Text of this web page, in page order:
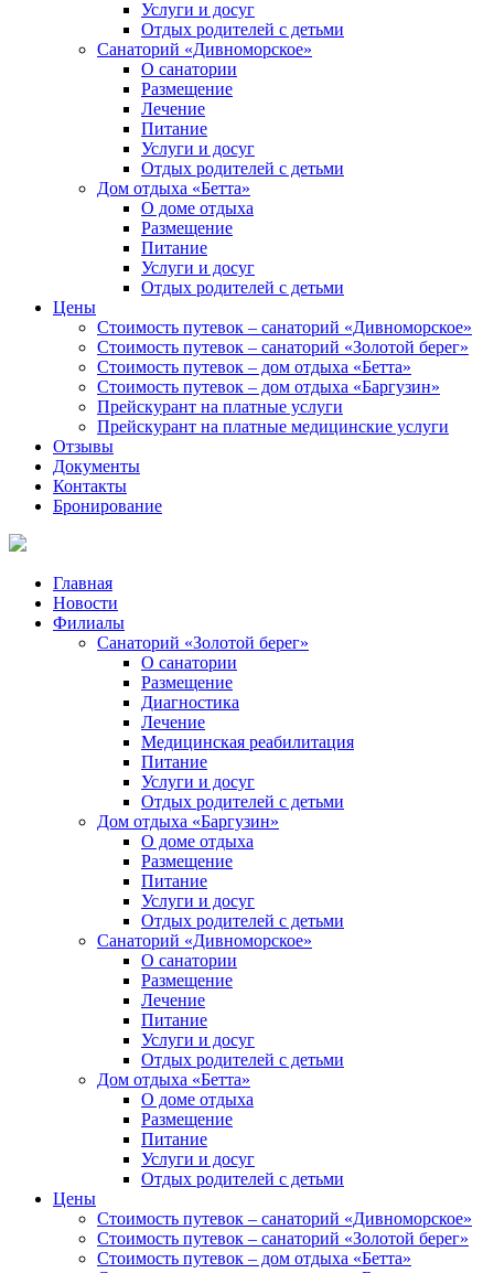
Услуги и досуг
Отдых родителей с детьми
Санаторий «Дивноморское»
О санатории
Размещение
Лечение
Питание
Услуги и досуг
Отдых родителей с детьми
Дом отдыха «Бетта»
О доме отдыха
Размещение
Питание
Услуги и досуг
Отдых родителей с детьми
Цены
Стоимость путевок – санаторий «Дивноморское»
Стоимость путевок – санаторий «Золотой берег»
Стоимость путевок – дом отдыха «Бетта»
Стоимость путевок – дом отдыха «Баргузин»
Прейскурант на платные услуги
Прейскурант на платные медицинские услуги
Отзывы
Документы
Контакты
Бронирование
Главная
Новости
Филиалы
Санаторий «Золотой берег»
О санатории
Размещение
Диагностика
Лечение
Медицинская реабилитация
Питание
Услуги и досуг
Отдых родителей с детьми
Дом отдыха «Баргузин»
О доме отдыха
Размещение
Питание
Услуги и досуг
Отдых родителей с детьми
Санаторий «Дивноморское»
О санатории
Размещение
Лечение
Питание
Услуги и досуг
Отдых родителей с детьми
Дом отдыха «Бетта»
О доме отдыха
Размещение
Питание
Услуги и досуг
Отдых родителей с детьми
Цены
Стоимость путевок – санаторий «Дивноморское»
Стоимость путевок – санаторий «Золотой берег»
Стоимость путевок – дом отдыха «Бетта»